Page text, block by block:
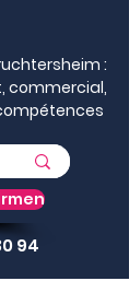
:
commercial,
94